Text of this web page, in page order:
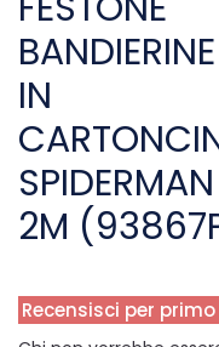
BANDIERINE
IN
SPIDERMAN
2M
Recensisci per